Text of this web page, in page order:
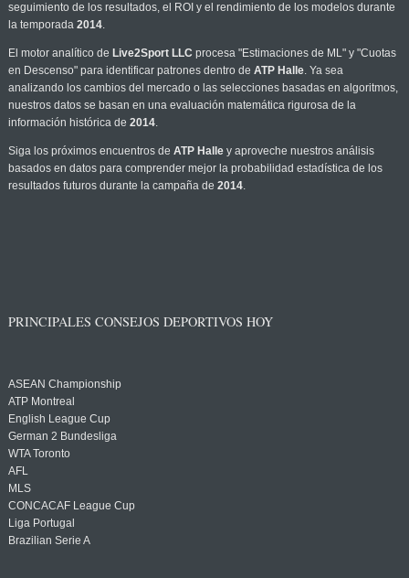
seguimiento de los resultados, el ROI y el rendimiento de los modelos durante
la temporada 2014.
El motor analítico de Live2Sport LLC procesa "Estimaciones de ML" y "Cuotas
en Descenso" para identificar patrones dentro de ATP Halle. Ya sea
analizando los cambios del mercado o las selecciones basadas en algoritmos,
nuestros datos se basan en una evaluación matemática rigurosa de la
información histórica de 2014.
Siga los próximos encuentros de ATP Halley aproveche nuestros análisis
basados en datos para comprender mejor la probabilidad estadística de los
resultados futuros durante la campaña de 2014.
PRINCIPALES CONSEJOS DEPORTIVOS HOY
ASEAN Championship
ATP Montreal
English League Cup
German 2 Bundesliga
WTA Toronto
AFL
MLS
CONCACAF League Cup
Liga Portugal
Brazilian Serie A